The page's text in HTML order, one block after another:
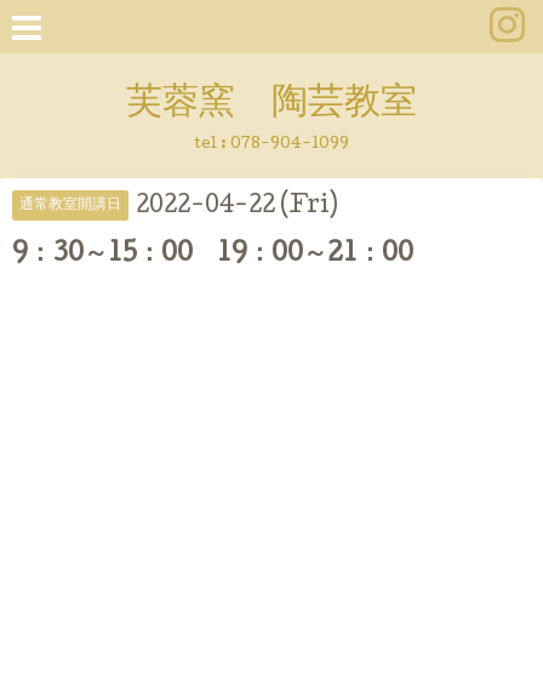
芙蓉窯 陶芸教室
tel : 078-904-1099
通常教室開講日 2022-04-22 (Fri)
9：30～15：00 19：00～21：00